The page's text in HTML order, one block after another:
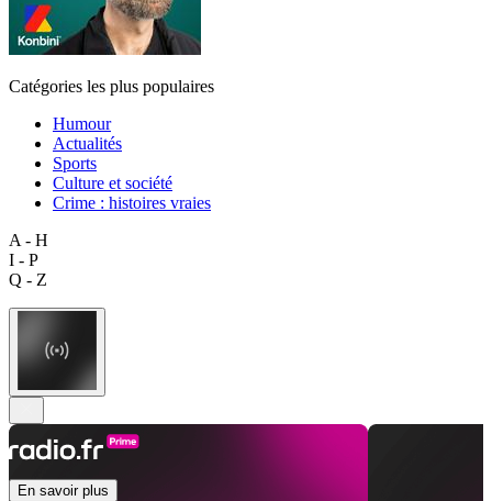
Catégories les plus populaires
Humour
Actualités
Sports
Culture et société
Crime : histoires vraies
A - H
I - P
Q - Z
En savoir plus